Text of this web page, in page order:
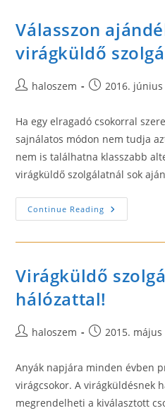
Hol
És
Hogyan?
Válasszon
virágküldő
Posthaloszem
Post2016.
Ha egy elragadó csokorral
sajnálatos módon nem tudja
nem is találhatna klasszabb
virágküldő szolgálatnál sok
Continue Reading Válasszon
Ajándékot
Virágküldő
Virágküldő
hálózattal!
Posthaloszem
Post2015. május
Anyák napjára minden évben
virágcsokor. A virágküldésnek
megrendelheti a kiválasztott